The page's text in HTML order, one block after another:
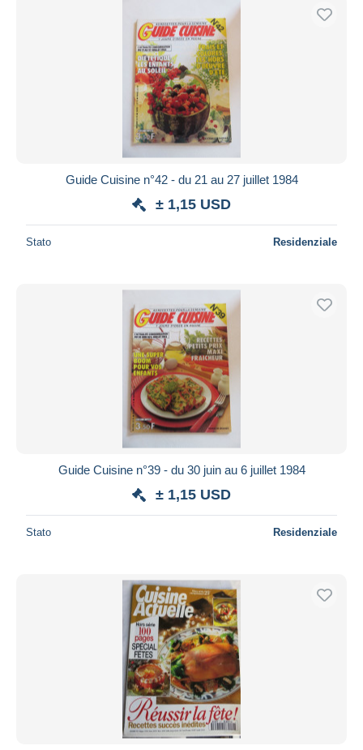
Guide Cuisine n°42 - du 21 au 27 juillet 1984
± 1,15 USD
Stato Residenziale
Guide Cuisine n°39 - du 30 juin au 6 juillet 1984
± 1,15 USD
Stato Residenziale